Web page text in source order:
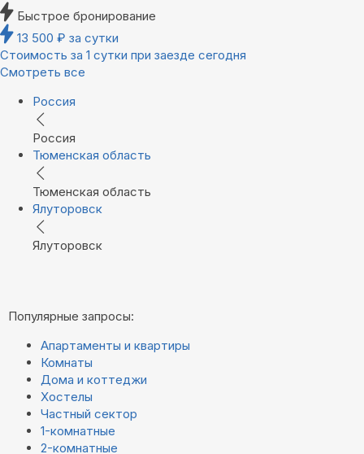
Быстрое бронирование
13 500 ₽ за сутки
Стоимость за 1 сутки при заезде сегодня
Смотреть все
Россия
Россия
Тюменская область
Тюменская область
Ялуторовск
Ялуторовск
Популярные запросы:
Апартаменты и квартиры
Комнаты
Дома и коттеджи
Хостелы
Частный сектор
1-комнатные
2-комнатные